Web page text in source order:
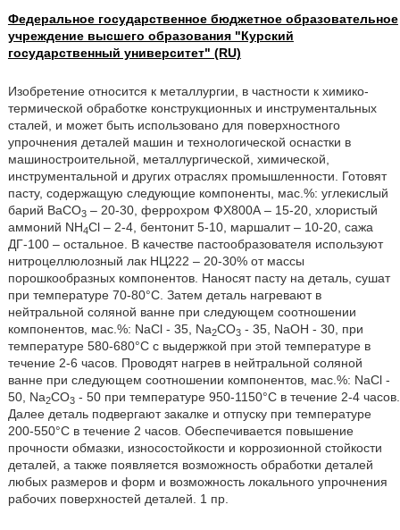
Федеральное государственное бюджетное образовательное
учреждение высшего образования "Курский
государственный университет" (RU)
Изобретение относится к металлургии, в частности к химико-
термической обработке конструкционных и инструментальных
сталей, и может быть использовано для поверхностного
упрочнения деталей машин и технологической оснастки в
машиностроительной, металлургической, химической,
инструментальной и других отраслях промышленности. Готовят
пасту, содержащую следующие компоненты, мас.%: углекислый
барий ВаСО3– 20-30, феррохром ФХ800А – 15-20, хлористый
аммоний NH4Cl – 2-4, бентонит 5-10, маршалит – 10-20, сажа
ДГ-100 – остальное. В качестве пастообразователя используют
нитроцеллюлозный лак НЦ222 – 20-30% от массы
порошкообразных компонентов. Наносят пасту на деталь, сушат
при температуре 70-80°С. Затем деталь нагревают в
нейтральной соляной ванне при следующем соотношении
компонентов, мас.%: NaCl - 35, Na2CO3- 35, NaOH - 30, при
температуре 580-680°C с выдержкой при этой температуре в
течение 2-6 часов. Проводят нагрев в нейтральной соляной
ванне при следующем соотношении компонентов, мас.%: NaCl -
50, Na2CO3- 50 при температуре 950-1150°С в течение 2-4 часов.
Далее деталь подвергают закалке и отпуску при температуре
200-550°С в течение 2 часов. Обеспечивается повышение
прочности обмазки, износостойкости и коррозионной стойкости
деталей, а также появляется возможность обработки деталей
любых размеров и форм и возможность локального упрочнения
рабочих поверхностей деталей. 1 пр.